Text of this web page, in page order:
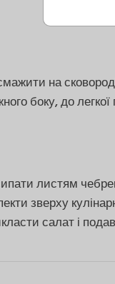
на
боку, до легкої
листям
зверху
салат і